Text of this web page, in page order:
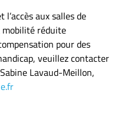
aux salles de
mobilité réduite
pour des
veuillez contacter
Lavaud-Meillon,